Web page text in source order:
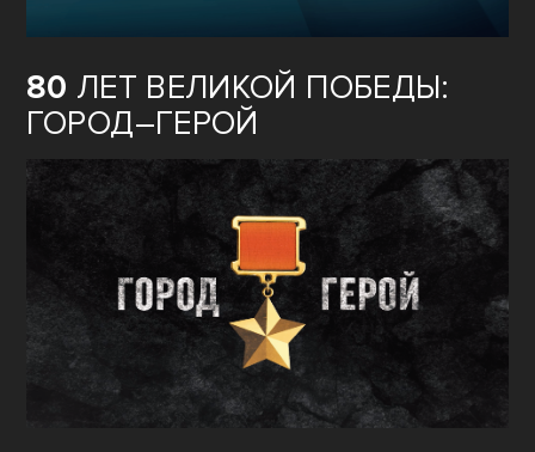
80 ЛЕТ ВЕЛИКОЙ ПОБЕДЫ:
ГОРОД–ГЕРОЙ